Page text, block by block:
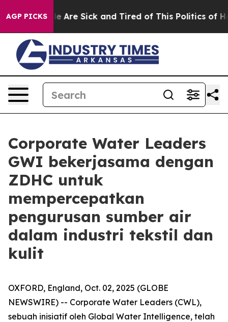
AGP PICKS
“People Are Sick and Tired of This Politics of
Corporate Water Leaders
GWI bekerjasama dengan
ZDHC untuk
mempercepatkan
pengurusan sumber air
dalam industri tekstil dan
kulit
OXFORD, England, Oct. 02, 2025 (GLOBE
NEWSWIRE) -- Corporate Water Leaders (CWL),
sebuah inisiatif oleh Global Water Intelligence, telah